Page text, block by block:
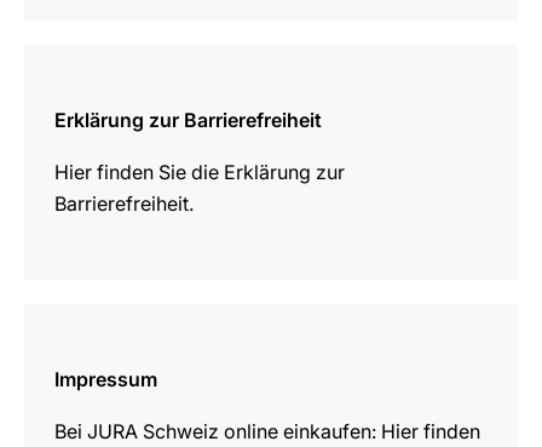
Erklärung zur Barrierefreiheit
Hier finden Sie die Erklärung zur
Barrierefreiheit.
Impressum
Bei JURA Schweiz online einkaufen: Hier finden